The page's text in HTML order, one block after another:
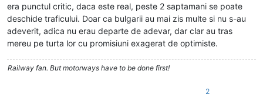
era punctul critic, daca este real, peste 2 saptamani se poate
deschide traficului. Doar ca bulgarii au mai zis multe si nu s-au
adeverit, adica nu erau departe de adevar, dar clar au tras
mereu pe turta lor cu promisiuni exagerat de optimiste.
Railway fan. But motorways have to be done first!
2